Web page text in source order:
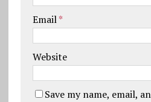
Email*
Website
Save my name, email,